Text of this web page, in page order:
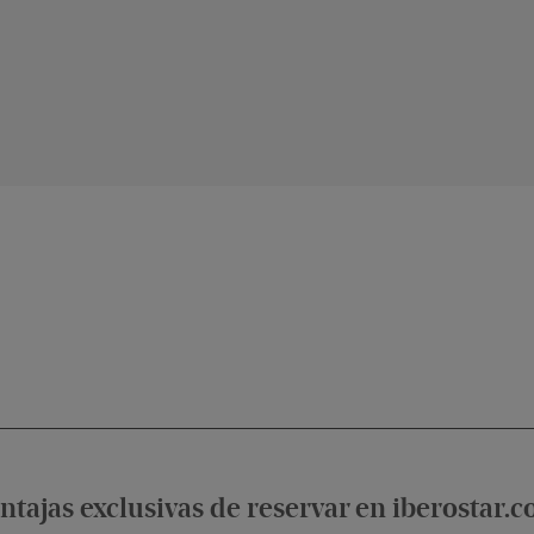
exclusivas de reservar en